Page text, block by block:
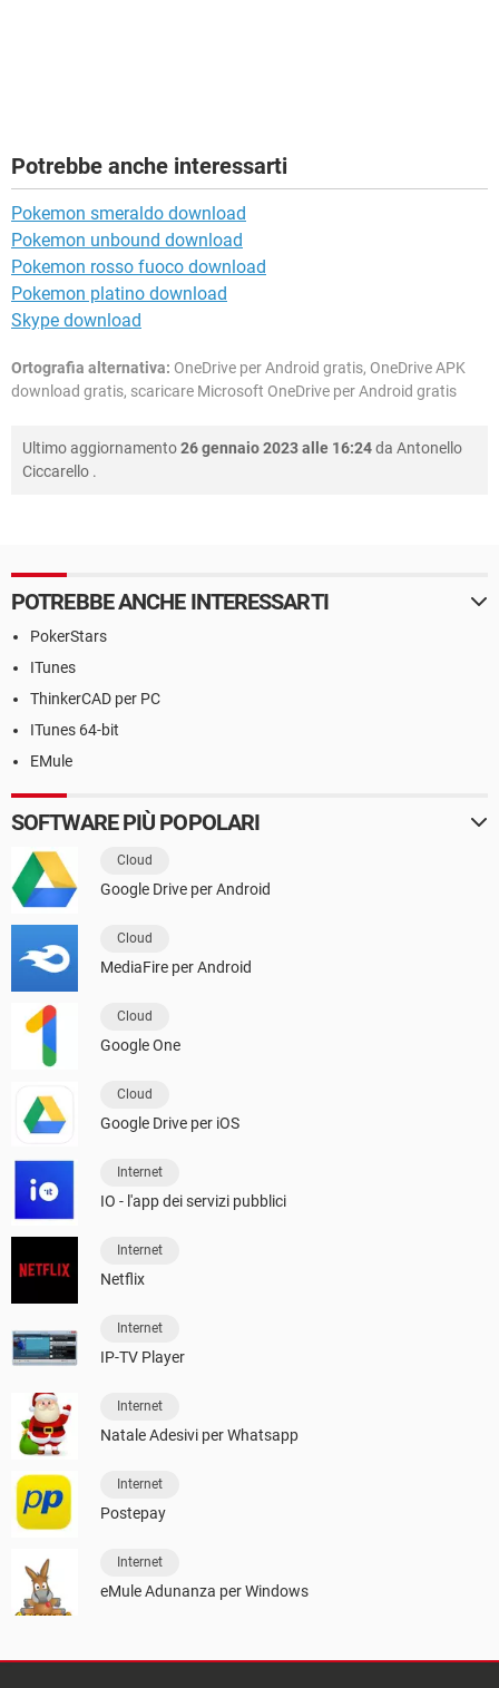
Potrebbe anche interessarti
Pokemon smeraldo download
Pokemon unbound download
Pokemon rosso fuoco download
Pokemon platino download
Skype download
Ortografia alternativa: OneDrive per Android gratis, OneDrive APK
download gratis, scaricare Microsoft OneDrive per Android gratis
Ultimo aggiornamento26 gennaio 2023 alle 16:24da Antonello
Ciccarello .
POTREBBE ANCHE INTERESSARTI
PokerStars
ITunes
ThinkerCAD per PC
ITunes 64-bit
EMule
SOFTWARE PIÙ POPOLARI
Cloud
Google Drive per Android
Cloud
MediaFire per Android
Cloud
Google One
Cloud
Google Drive per iOS
Internet
IO - l'app dei servizi pubblici
Internet
Netflix
Internet
IP-TV Player
Internet
Natale Adesivi per Whatsapp
Internet
Postepay
Internet
eMule Adunanza per Windows